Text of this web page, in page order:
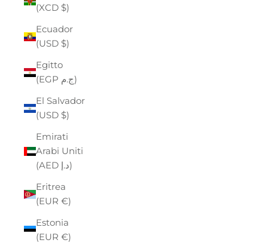
(XCD $)
Ecuador
(USD $)
Egitto
(EGP ج.م)
El Salvador
(USD $)
Emirati
Arabi Uniti
(AED د.إ)
Eritrea
(EUR €)
Estonia
(EUR €)